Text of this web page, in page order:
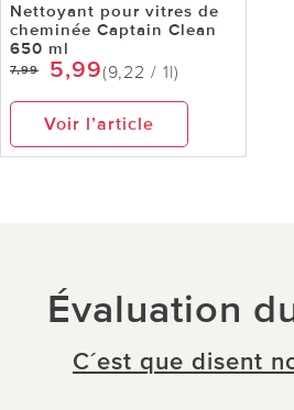
Nettoyant pour vitres de
cheminée Captain Clean
650 ml
7,99 5,99(9,22 / 1l)
Voir l’article
Évaluation
C´est que disent